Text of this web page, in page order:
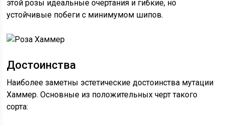
этой розы идеальные очертания и гибкие, но
устойчивые побеги с минимумом шипов.
Достоинства
Наиболее заметны эстетические достоинства мутации
Хаммер. Основные из положительных черт такого
сорта: